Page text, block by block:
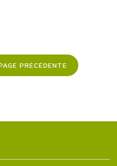
PRÉCÉDENTE